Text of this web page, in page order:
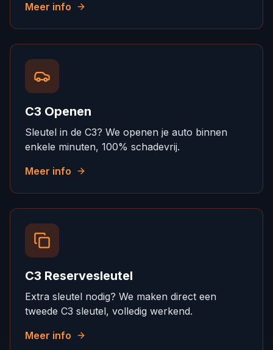
Meer info
C3 Openen
Sleutel in de C3? We openen je auto binnen
enkele minuten, 100% schadevrij.
Meer info
C3 Reservesleutel
Extra sleutel nodig? We maken direct een
tweede C3 sleutel, volledig werkend.
Meer info